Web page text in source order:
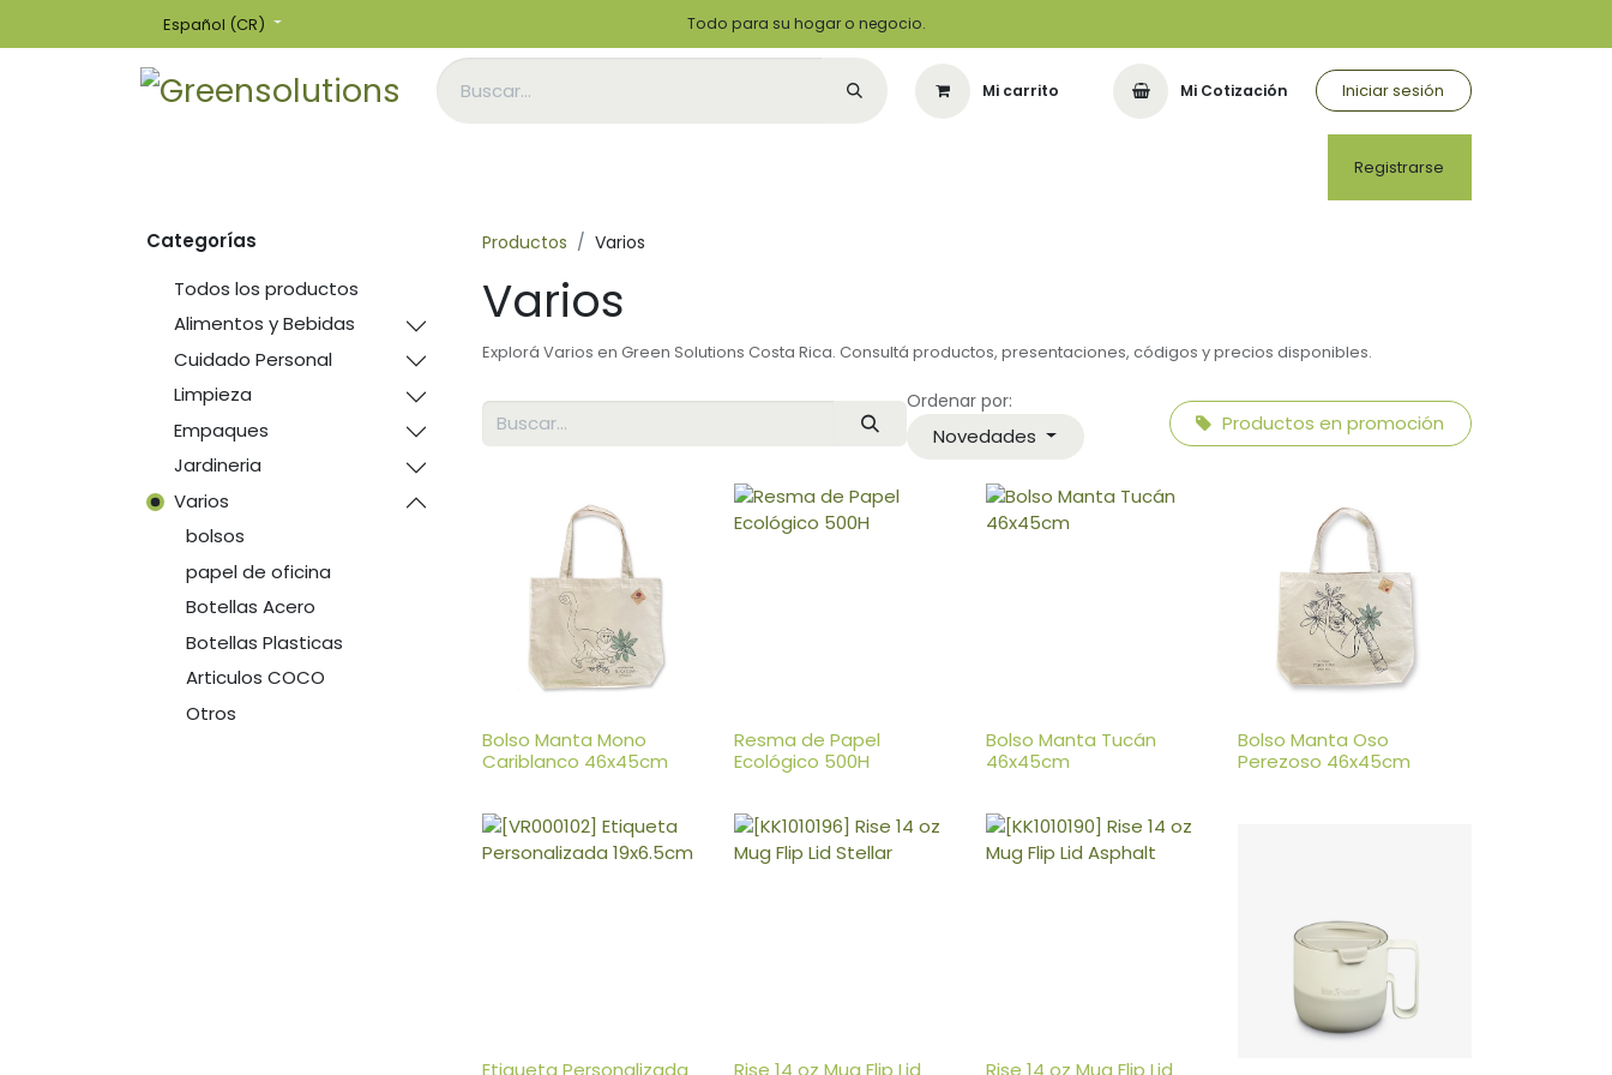
Español (CR) Todo para su hogar o negocio.
Mi carrito Mi Cotización Iniciar sesión
Registrarse
Categorías
Todos los productos
Alimentos y Bebidas
Cuidado Personal
Limpieza
Empaques
Jardineria
Varios
bolsos
papel de oficina
Botellas Acero
Botellas Plasticas
Articulos COCO
Otros
Productos Varios
Varios
Explorá Varios en Green Solutions Costa Rica. Consultá productos, presentaciones, códigos y precios disponibles.
Ordenar por:
Novedades
Productos en promoción
Bolso Manta Mono
Cariblanco 46x45cm
Resma de Papel
Ecológico 500H
Bolso Manta Tucán
46x45cm
Bolso Manta Oso
Perezoso 46x45cm
Etiqueta Personalizada Rise 14 oz Mug Flip Lid Rise 14 oz Mug Flip Lid